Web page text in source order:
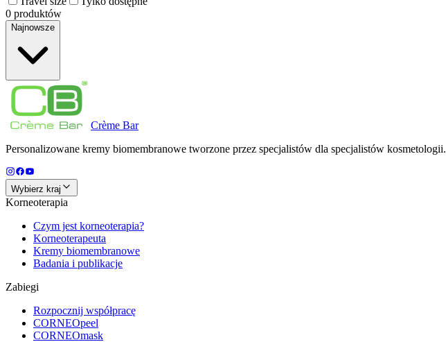
0 produktów
Najnowsze
Crème Bar
Personalizowane kremy biomembranowe tworzone przez specjalistów dla specjalistów kosmetologii.
Wybierz kraj
Korneoterapia
Czym jest korneoterapia?
Korneoterapeuta
Kremy biomembranowe
Badania i publikacje
Zabiegi
Rozpocznij współpracę
CORNEOpeel
CORNEOmask